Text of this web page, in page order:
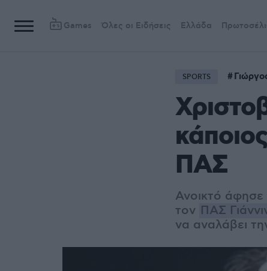
Games Όλες οι Ειδήσεις Ελλάδα
SPORTS
ΠΑΣ
Ανοικτό άφησε
τον ΠΑΣ
να αναλάβει